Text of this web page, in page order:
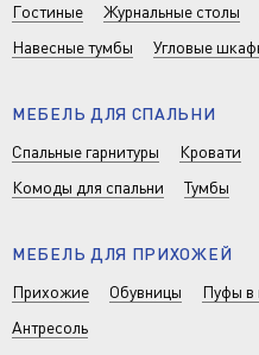
Гостиные
Журнальные столы
Навесные тумбы
Угловые
МЕБЕЛЬ ДЛЯ СПАЛЬНИ
Спальные гарнитуры
Кровати
Комоды для спальни
Тумбы
МЕБЕЛЬ ДЛЯ ПРИХОЖЕЙ
Прихожие
Обувницы Пуфы в
Антресоль